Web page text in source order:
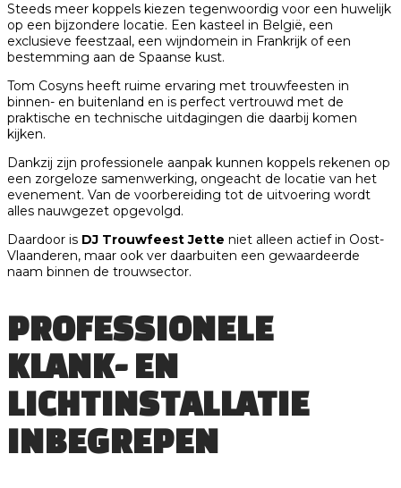
Steeds meer koppels kiezen tegenwoordig voor een huwelijk
op een bijzondere locatie. Een kasteel in België, een
exclusieve feestzaal, een wijndomein in Frankrijk of een
bestemming aan de Spaanse kust.
Tom Cosyns heeft ruime ervaring met trouwfeesten in
binnen- en buitenland en is perfect vertrouwd met de
praktische en technische uitdagingen die daarbij komen
kijken.
Dankzij zijn professionele aanpak kunnen koppels rekenen op
een zorgeloze samenwerking, ongeacht de locatie van het
evenement. Van de voorbereiding tot de uitvoering wordt
alles nauwgezet opgevolgd.
Daardoor is DJ Trouwfeest Jette niet alleen actief in Oost-
Vlaanderen, maar ook ver daarbuiten een gewaardeerde
naam binnen de trouwsector.
PROFESSIONELE
KLANK- EN
LICHTINSTALLATIE
INBEGREPEN